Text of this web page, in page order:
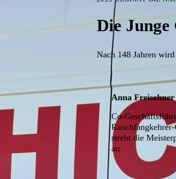
Die
Nach 148 Jahren
Anna Freisehner
Co-
strebt die
an